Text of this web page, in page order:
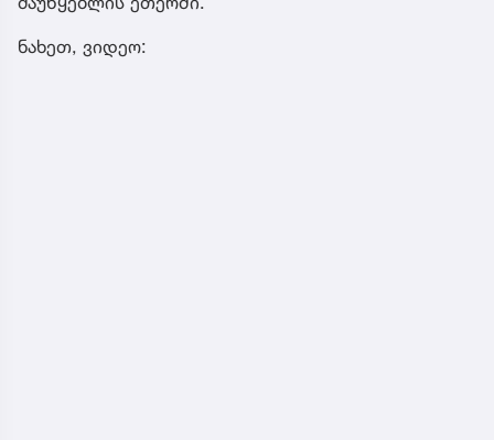
ნახეთ, ვიდეო: